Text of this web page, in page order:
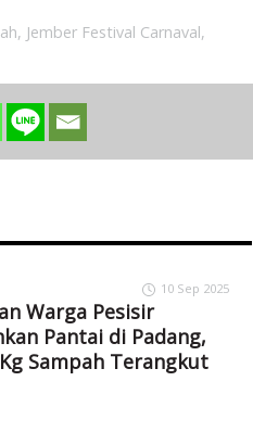
, Jember Festival Carnaval,
10 Sep 2025
Warga Pesisir
Pantai di Padang,
Sampah Terangkut